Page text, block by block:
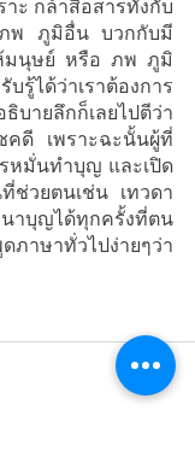
าะ กล้าสื่อสารทั้งกับ
พ ภูมิอื่น บวกกับมี
มนุษย์ หรือ ภพ ภูมิ
รู้ได้ว่าเราต้องการ
ายลึกก็เลยไปตีว่า
คดี เพราะฉะนั้นผู้ที่
หมั่นทำบุญ และเปิด
วยตนเช่น เทวดา
าบุญได้ทุกครั้งที่ตน
าษาทั่วไปง่ายๆว่า